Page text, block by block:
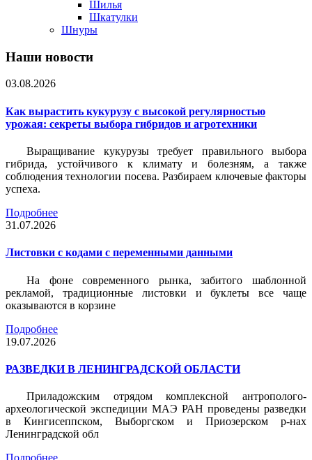
Шилья
Шкатулки
Шнуры
Наши новости
03.08.2026
Как вырастить кукурузу с высокой регулярностью
урожая: секреты выбора гибридов и агротехники
Выращивание кукурузы требует правильного выбора
гибрида, устойчивого к климату и болезням, а также
соблюдения технологии посева. Разбираем ключевые факторы
успеха.
Подробнее
31.07.2026
Листовки c кодами с переменными данными
На фоне современного рынка, забитого шаблонной
рекламой, традиционные листовки и буклеты все чаще
оказываются в корзине
Подробнее
19.07.2026
РАЗВЕДКИ В ЛЕНИНГРАДСКОЙ ОБЛАСТИ
Приладожским отрядом комплексной антрополого-
археологической экспедиции МАЭ РАН проведены разведки
в Кингисеппском, Выборгском и Приозерском р-нах
Ленинградской обл
Подробнее